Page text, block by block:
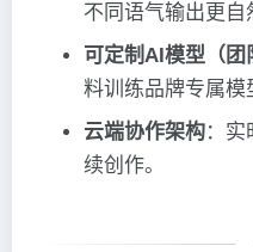
不同语气输出更自
可定制AI模型（团
料训练品牌专属模
云端协作架构：
续创作。